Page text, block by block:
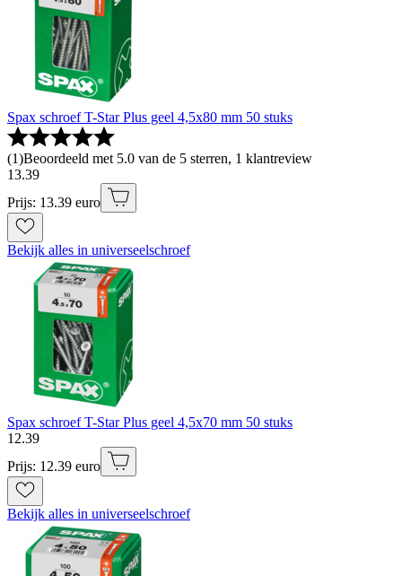
Spax schroef T-Star Plus geel 4,5x80 mm 50 stuks
(1)Beoordeeld met 5.0 van de 5 sterren, 1 klantreview
13.39
Prijs: 13.39 euro
Bekijk alles in universeelschroef
Spax schroef T-Star Plus geel 4,5x70 mm 50 stuks
12.39
Prijs: 12.39 euro
Bekijk alles in universeelschroef